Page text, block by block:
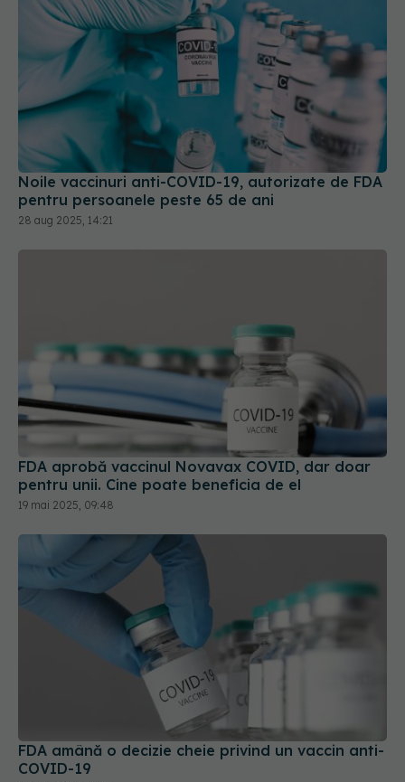
Noile vaccinuri anti-COVID-19, autorizate de FDA
pentru persoanele peste 65 de ani
28 aug 2025, 14:21
FDA aprobă vaccinul Novavax COVID, dar doar
pentru unii. Cine poate beneficia de el
19 mai 2025, 09:48
FDA amână o decizie cheie privind un vaccin anti-
COVID-19
07 apr 2025, 14:45